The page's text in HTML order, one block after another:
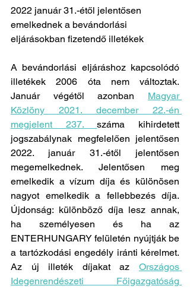
2022 január 31.-étől jelentősen
emelkednek a bevándorlási
eljárásokban fizetendő illetékek
A bevándorlási eljáráshoz kapcsolódó
illetékek 2006 óta nem változtak.
Január végétől azonban Magyar
Közlöny 2021. december 22.-én
megjelent 237. száma kihirdetett
jogszabálynak megfelelően jelentősen
2022. január 31.-étől jelentősen
megemelkednek. Jelentősen meg
emelkedik a vízum díja és különösen
nagyot emelkedik a fellebbezés díja.
Újdonság: különböző díja lesz annak,
ha személyesen és ha az
ENTERHUNGARY felületén nyújtják be
a tartózkodási engedély iránti kérelmet.
Az új illeték díjakat az Országos
Idegenrendészeti Főigazgatóság